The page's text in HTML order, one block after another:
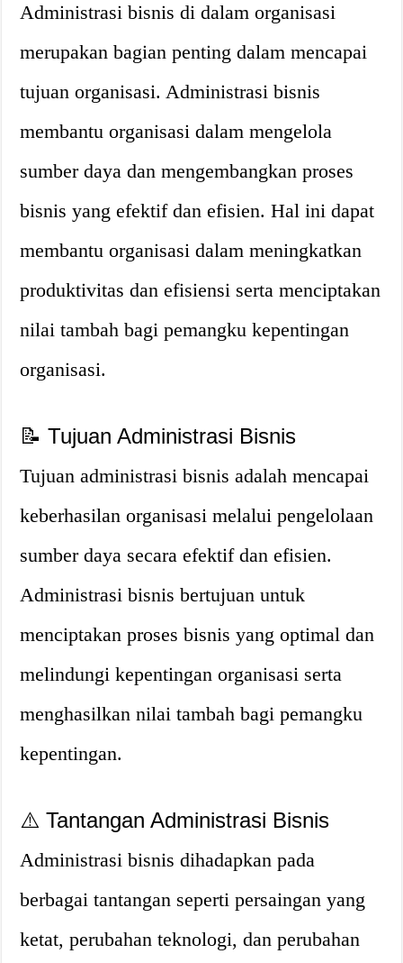
Administrasi bisnis di dalam organisasi
merupakan bagian penting dalam mencapai
tujuan organisasi. Administrasi bisnis
membantu organisasi dalam mengelola
sumber daya dan mengembangkan proses
bisnis yang efektif dan efisien. Hal ini dapat
membantu organisasi dalam meningkatkan
produktivitas dan efisiensi serta menciptakan
nilai tambah bagi pemangku kepentingan
organisasi.
📝 Tujuan Administrasi Bisnis
Tujuan administrasi bisnis adalah mencapai
keberhasilan organisasi melalui pengelolaan
sumber daya secara efektif dan efisien.
Administrasi bisnis bertujuan untuk
menciptakan proses bisnis yang optimal dan
melindungi kepentingan organisasi serta
menghasilkan nilai tambah bagi pemangku
kepentingan.
⚠️ Tantangan Administrasi Bisnis
Administrasi bisnis dihadapkan pada
berbagai tantangan seperti persaingan yang
ketat, perubahan teknologi, dan perubahan